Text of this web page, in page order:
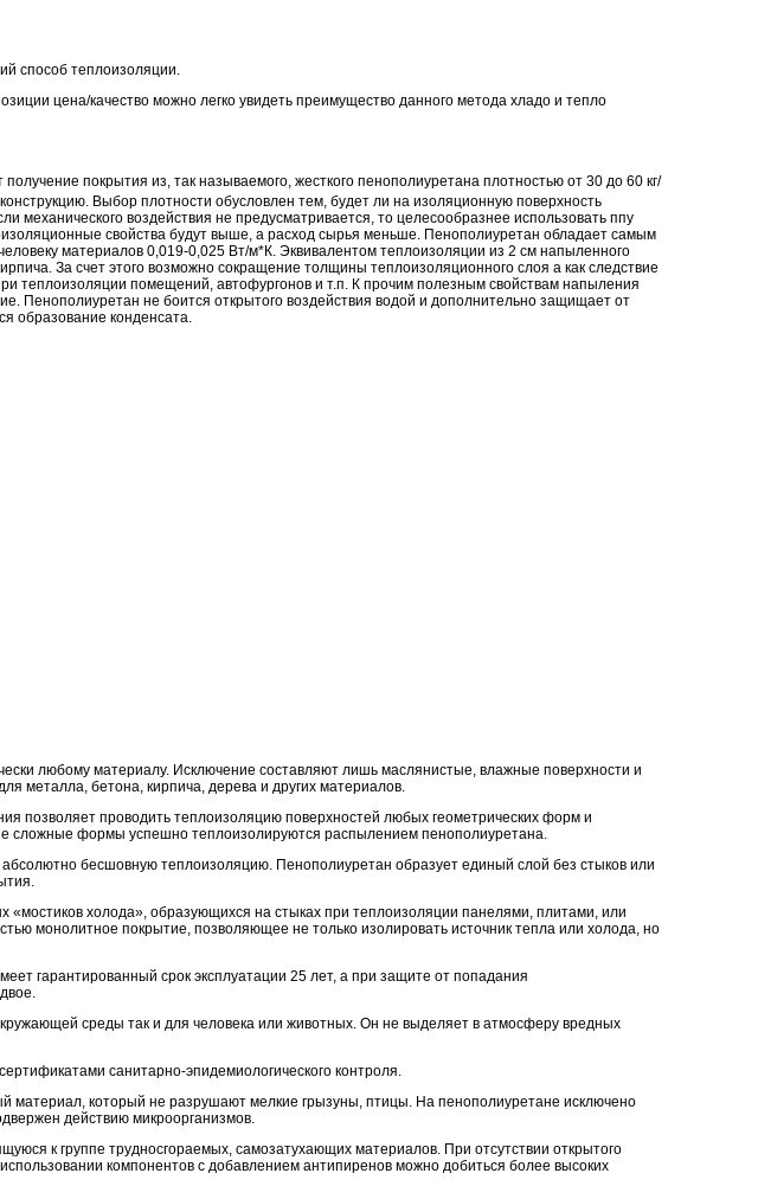
способ теплоизоляции.
цена/качество можно легко увидеть преимущество данного метода хладо и тепло
покрытия из, так называемого, жесткого пенополиуретана плотностью от 30 до 60 кг/
Выбор плотности обусловлен тем, будет ли на изоляционную поверхность
механического воздействия не предусматривается, то целесообразнее использовать ппу
свойства будут выше, а расход сырья меньше. Пенополиуретан обладает самым
материалов 0,019-0,025 Вт/м*К. Эквивалентом теплоизоляции из 2 см напыленного
За счет этого возможно сокращение толщины теплоизоляционного слоя а как следствие
теплоизоляции помещений, автофургонов и т.п. К прочим полезным свойствам напыления
Пенополиуретан не боится открытого воздействия водой и дополнительно защищает от
образование конденсата.
любому материалу. Исключение составляют лишь маслянистые, влажные поверхности и
металла, бетона, кирпича, дерева и других материалов.
позволяет проводить теплоизоляцию поверхностей любых геометрических форм и
сложные формы успешно теплоизолируются распылением пенополиуретана.
бесшовную теплоизоляцию. Пенополиуретан образует единый слой без стыков или
«мостиков холода», образующихся на стыках при теплоизоляции панелями, плитами, или
монолитное покрытие, позволяющее не только изолировать источник тепла или холода, но
гарантированный срок эксплуатации 25 лет, а при защите от попадания
среды так и для человека или животных. Он не выделяет в атмосферу вредных
санитарно-эпидемиологического контроля.
материал, который не разрушают мелкие грызуны, птицы. На пенополиуретане исключено
действию микроорганизмов.
к группе трудносгораемых, самозатухающих материалов. При отсутствии открытого
компонентов с добавлением антипиренов можно добиться более высоких